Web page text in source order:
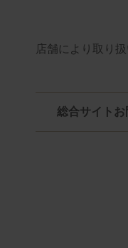
店舗により取り
総合サイト